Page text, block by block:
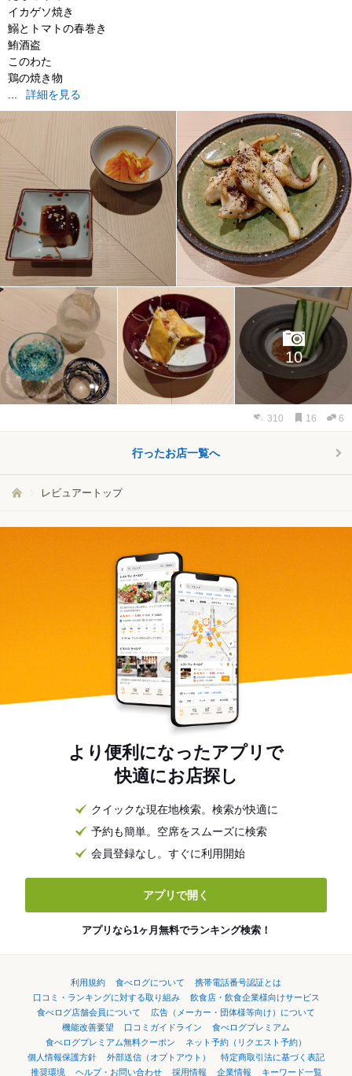
イカゲソ焼き
鰯とトマトの春巻き
鮪酒盗
このわた
鶏の焼き物
詳細を見る
10
310 16 6
行ったお店一覧へ
レビュアートップ
より便利になったアプリで
快適にお店探し
クイックな現在地検索。検索が快適に
予約も簡単。空席をスムーズに検索
会員登録なし。すぐに利用開始
アプリで開く
アプリなら1ヶ月無料でランキング検索！
利用規約 食べログについて
携帯電話番号認証とは
口コミ・ランキングに対する取り組み
飲食店・飲食企業様向けサービス
食べログ店舗会員について
広告（メーカー・団体様等向け）について
機能改善要望
口コミガイドライン
食べログプレミアム
食べログプレミアム無料クーポン
ネット予約（リクエスト予約）
個人情報保護方針
外部送信（オプトアウト）
特定商取引法に基づく表記
推奨環境
ヘルプ・お問い合わせ 採用情報 企業情報 キーワード一覧